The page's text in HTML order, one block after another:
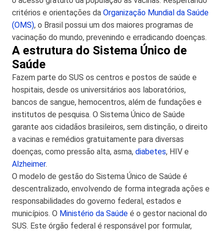
critérios e orientações da Organização Mundial da Saúde
(OMS), o Brasil possui um dos maiores programas de
vacinação do mundo, prevenindo e erradicando doenças.
A estrutura do Sistema Único de
Saúde
Fazem parte do SUS os centros e postos de saúde e
hospitais, desde os universitários aos laboratórios,
bancos de sangue, hemocentros, além de fundações e
institutos de pesquisa. O Sistema Único de Saúde
garante aos cidadãos brasileiros, sem distinção, o direito
a vacinas e remédios gratuitamente para diversas
doenças, como pressão alta, asma, diabetes, HIV e
Alzheimer.
O modelo de gestão do Sistema Único de Saúde é
descentralizado, envolvendo de forma integrada ações e
responsabilidades do governo federal, estados e
municípios. O Ministério da Saúde é o gestor nacional do
SUS. Este órgão federal é responsável por formular,